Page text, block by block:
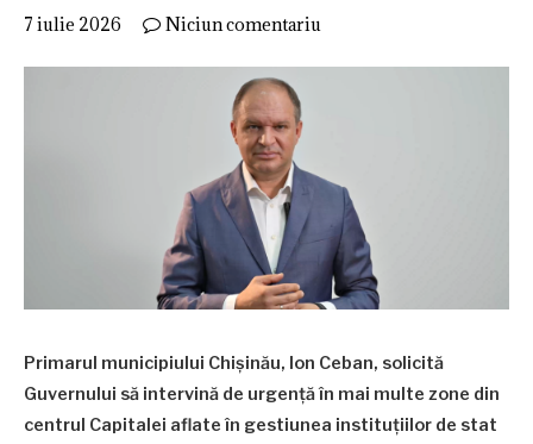
7 iulie 2026 Niciun comentariu
Primarul municipiului Chișinău, Ion Ceban, solicită
Guvernului să intervină de urgență în mai multe zone din
centrul Capitalei aflate în gestiunea instituțiilor de stat